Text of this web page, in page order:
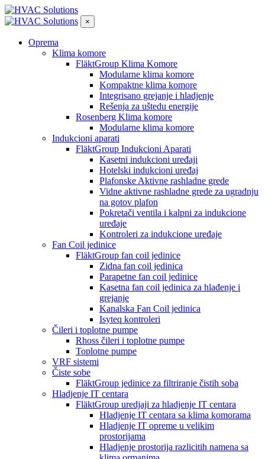
×
Oprema
Klima komore
FläktGroup Klima Komore
Modularne klima komore
Kompaktne klima komore
Integrisano grejanje i hladjenje
Rešenja za uštedu energije
Rosenberg Klima komore
Modularne klima komore
Indukcioni aparati
FläktGroup Indukcioni Aparati
Kasetni indukcioni uređaji
Hotelski indukcioni uređaj
Plafonske Aktivne rashladne grede
Vidne aktivne rashladne grede za ugradnju
na gotov plafon
Pokretači ventila i kalpni za indukcione
uređaje
Kontroleri za indukcione uređaje
Fan Coil jedinice
FläktGroup fan coil jedinice
Zidna fan coil jedinica
Parapetne fan coil jedinice
Kasetna fan coil jedinica za hlađenje i
grejanje
Kanalska Fan Coil jedinica
Isyteq kontroleri
Čileri i toplotne pumpe
Rhoss čileri i toplotne pumpe
Toplotne pumpe
VRF sistemi
Čiste sobe
FläktGroup jedinice za filtriranje čistih soba
Hladjenje IT centara
FläktGroup uredjaji za hladjenje IT centara
Hladjenje IT centara sa klima komorama
Hladjenje IT opreme u velikim
prostorijama
Hladjenje prostorija razlicitih namena sa